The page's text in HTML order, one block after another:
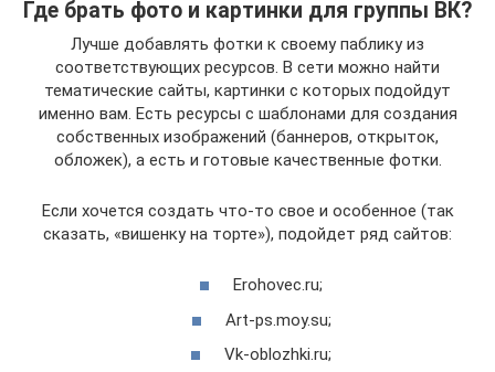
Где брать фото и картинки для группы ВК?
Лучше добавлять фотки к своему паблику из
соответствующих ресурсов. В сети можно найти
тематические сайты, картинки с которых подойдут
именно вам. Есть ресурсы с шаблонами для создания
собственных изображений (баннеров, открыток,
обложек), а есть и готовые качественные фотки.
Если хочется создать что-то свое и особенное (так
сказать, «вишенку на торте»), подойдет ряд сайтов:
Erohovec.ru;
Art-ps.moy.su;
Vk-oblozhki.ru;